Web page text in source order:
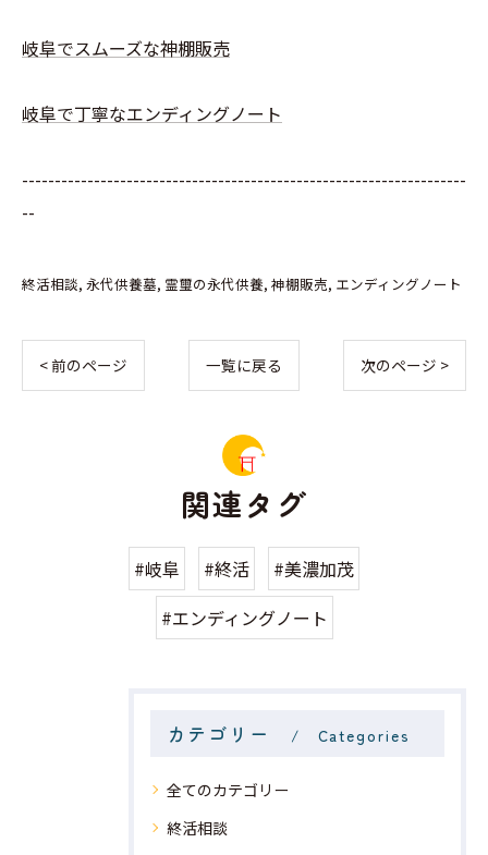
岐阜でスムーズな神棚販売
岐阜で丁寧なエンディングノート
--------------------------------------------------------------------
--
終活相談 永代供養墓 霊璽の永代供養 神棚販売 エンディングノート
< 前のページ 一覧に戻る 次のページ >
関連タグ
#岐阜 #終活
#美濃加茂
#エンディングノート
カテゴリー Categories
全てのカテゴリー
終活相談